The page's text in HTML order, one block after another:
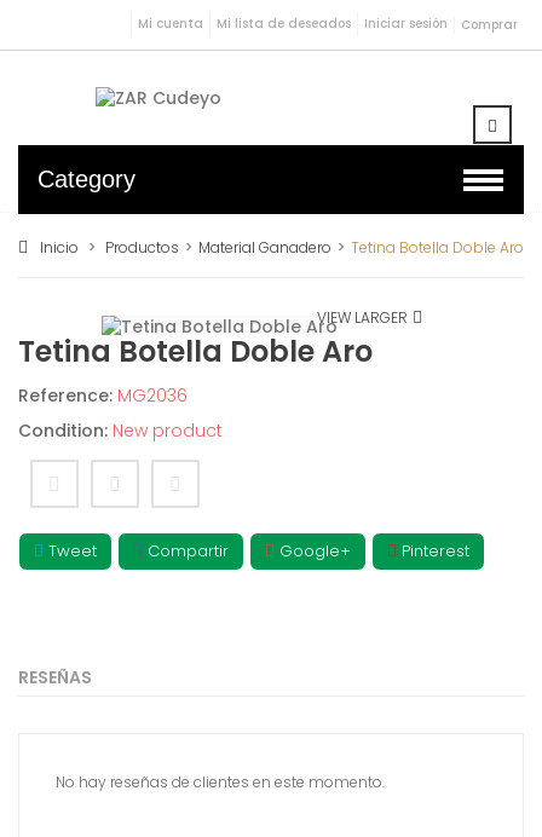
Mi cuenta Mi lista de deseados Comprar
Iniciar sesión
Category
Inicio > Productos > Material Ganadero > Tetina Botella Doble Aro
VIEW LARGER
Tetina Botella Doble Aro
Reference: MG2036
Condition: New product
Tweet Compartir Google+ Pinterest
RESEÑAS
No hay reseñas de clientes en este momento.